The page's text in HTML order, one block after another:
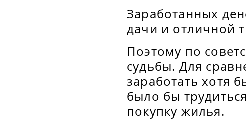
Заработанных
дачи и отличной
Поэтому по
судьбы. Для
заработать хотя
было бы
покупку жилья.